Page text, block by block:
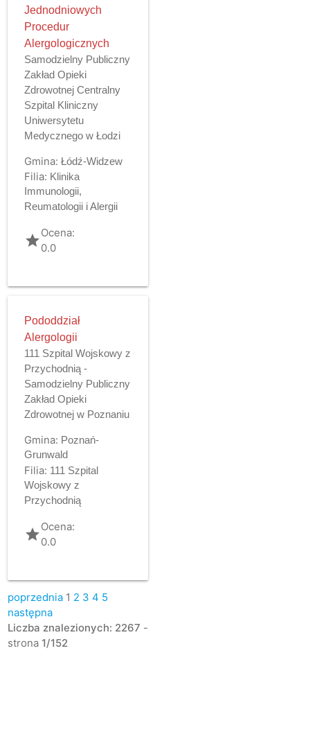
Jednodniowych
Procedur
Alergologicznych
Samodzielny Publiczny
Zakład Opieki
Zdrowotnej Centralny
Szpital Kliniczny
Uniwersytetu
Medycznego w Łodzi
Gmina: Łódź-Widzew
Filia: Klinika
Immunologii,
Reumatologii i Alergii
gradeOcena:
0.0
Pododdział
Alergologii
111 Szpital Wojskowy z
Przychodnią -
Samodzielny Publiczny
Zakład Opieki
Zdrowotnej w Poznaniu
Gmina: Poznań-
Grunwald
Filia: 111 Szpital
Wojskowy z
Przychodnią
gradeOcena:
0.0
poprzednia 1 2 3 4 5
następna
Liczba znalezionych: 2267 -
strona 1/152